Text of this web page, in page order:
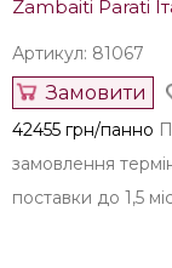
Zambaiti Parati
Артикул: 81067
Замовити
42455 грн/панно
замовлення
поставки до 1,5